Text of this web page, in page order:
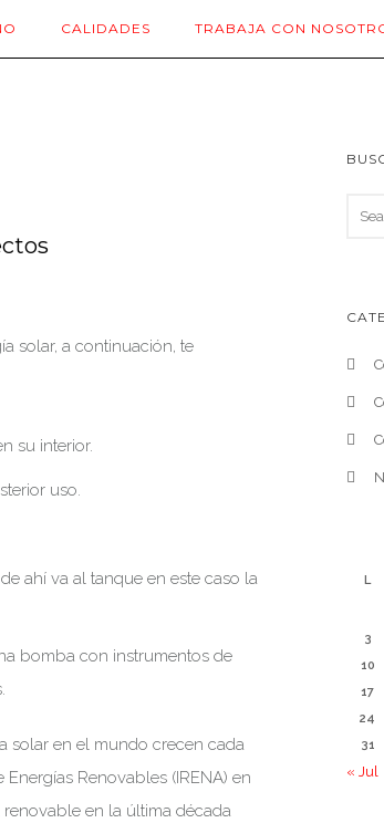
CALIDADES TRABAJA CON
solar, a continuación, te
su interior.
uso.
ahí va al tanque en este caso la
bomba con instrumentos de
solar en el mundo crecen cada
Renovables (IRENA) en
en la última década
L
3
10
17
24
31
« Jul